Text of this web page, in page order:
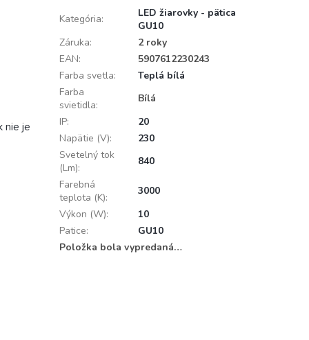
nie je
Kategória:
LED žiarovky - pätica
GU10
Záruka:
2 roky
EAN:
5907612230243
Farba svetla:
Teplá bílá
Farba
svietidla:
Bílá
IP:
20
Napätie (V):
230
Svetelný tok
(Lm):
840
Farebná
teplota (K):
3000
Výkon (W):
10
Patice:
GU10
Položka bola vypredaná…